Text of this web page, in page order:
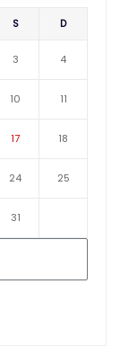
S D
3 4
10 11
17 18
24 25
31